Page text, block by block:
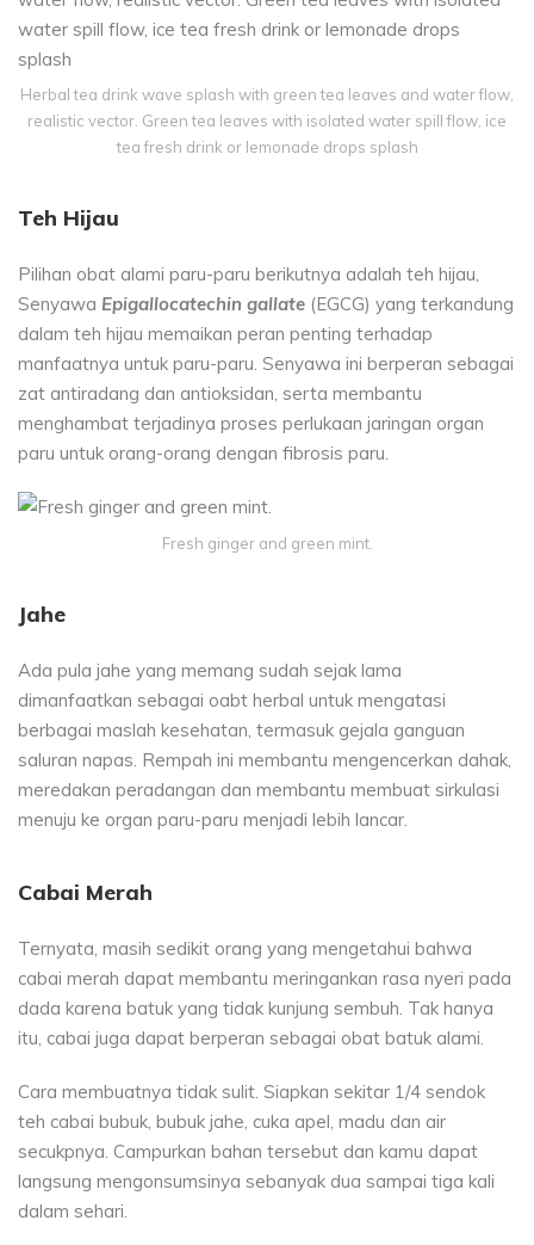
Herbal tea drink wave splash with green tea leaves and water flow,
realistic vector. Green tea leaves with isolated water spill flow, ice
tea fresh drink or lemonade drops splash
Teh Hijau
Pilihan obat alami paru-paru berikutnya adalah teh hijau,
Senyawa Epigallocatechin gallate (EGCG) yang terkandung
dalam teh hijau memaikan peran penting terhadap
manfaatnya untuk paru-paru. Senyawa ini berperan sebagai
zat antiradang dan antioksidan, serta membantu
menghambat terjadinya proses perlukaan jaringan organ
paru untuk orang-orang dengan fibrosis paru.
Fresh ginger and green mint.
Jahe
Ada pula jahe yang memang sudah sejak lama
dimanfaatkan sebagai oabt herbal untuk mengatasi
berbagai maslah kesehatan, termasuk gejala ganguan
saluran napas. Rempah ini membantu mengencerkan dahak,
meredakan peradangan dan membantu membuat sirkulasi
menuju ke organ paru-paru menjadi lebih lancar.
Cabai Merah
Ternyata, masih sedikit orang yang mengetahui bahwa
cabai merah dapat membantu meringankan rasa nyeri pada
dada karena batuk yang tidak kunjung sembuh. Tak hanya
itu, cabai juga dapat berperan sebagai obat batuk alami.
Cara membuatnya tidak sulit. Siapkan sekitar 1/4 sendok
teh cabai bubuk, bubuk jahe, cuka apel, madu dan air
secukpnya. Campurkan bahan tersebut dan kamu dapat
langsung mengonsumsinya sebanyak dua sampai tiga kali
dalam sehari.